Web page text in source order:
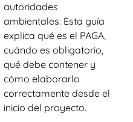
autoridades
ambientales. Esta guía
explica qué es el PAGA,
cuándo es obligatorio,
qué debe contener y
cómo elaborarlo
correctamente desde el
inicio del proyecto.